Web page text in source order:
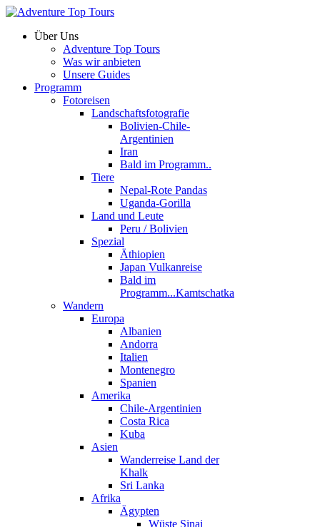
Über Uns
Adventure Top Tours
Was wir anbieten
Unsere Guides
Programm
Fotoreisen
Landschaftsfotografie
Bolivien-Chile-
Argentinien
Iran
Bald im Programm..
Tiere
Nepal-Rote Pandas
Uganda-Gorilla
Land und Leute
Peru / Bolivien
Spezial
Äthiopien
Japan Vulkanreise
Bald im
Programm...Kamtschatka
Wandern
Europa
Albanien
Andorra
Italien
Montenegro
Spanien
Amerika
Chile-Argentinien
Costa Rica
Kuba
Asien
Wanderreise Land der
Khalk
Sri Lanka
Afrika
Ägypten
Wüste Sinai